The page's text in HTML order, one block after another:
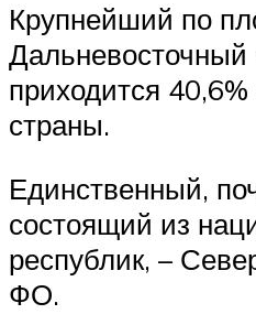
Крупнейший по
приходится
страны.
Единственный,
состоящий из
республик, –
ФО.